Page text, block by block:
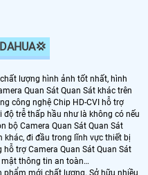
lượng hình ảnh tốt nhất, hình
Quan Sát Quan Sát khác trên
công nghệ Chip HD-CVI hỗ trợ
độ trễ thấp hầu như là không có nếu
bộ Camera Quan Sát Quan Sát
đi đầu trong lĩnh vực thiết bị
trợ Camera Quan Sát Quan Sát
mật thông tin an toàn…
mới chất lượng. Sở hữu nhiều